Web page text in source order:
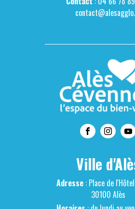
Ville
Adresse: Place de
30100 Alès